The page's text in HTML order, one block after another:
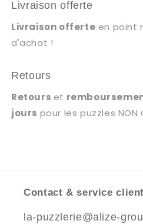
Livraison offerte
Livraison offerte en point
d'achat !
Retours
Retours et
jours pour les puzzles NON
Contact & service client
la-puzzlerie@alize-